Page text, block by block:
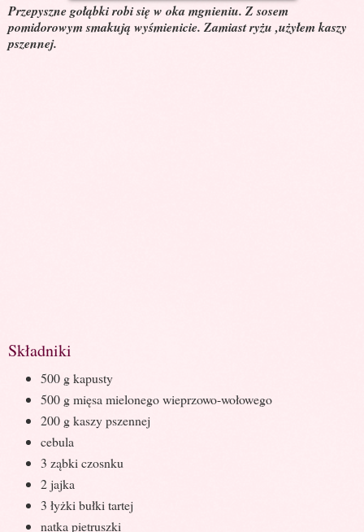
Przepyszne gołąbki robi się w oka mgnieniu. Z sosem
pomidorowym smakują wyśmienicie. Zamiast ryżu ,użyłem kaszy
pszennej.
Składniki
500 g kapusty
500 g mięsa mielonego wieprzowo-wołowego
200 g kaszy pszennej
cebula
3 ząbki czosnku
2 jajka
3 łyżki bułki tartej
natka pietruszki